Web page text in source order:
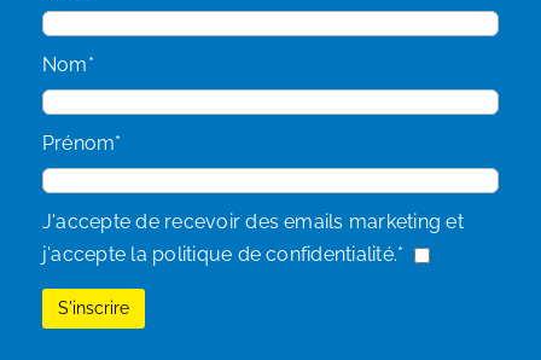
Nom*
Prénom*
J'accepte de recevoir des emails marketing et
j'accepte la politique de confidentialité.*